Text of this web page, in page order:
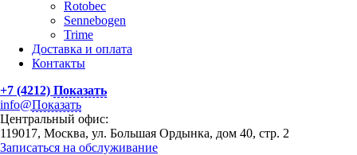
Rotobec
Sennebogen
Trime
Доставка и оплата
Контакты
+7 (4212) Показать
info@Показать
Центральный офис:
119017, Москва, ул. Большая Ордынка, дом 40, стр. 2
Записаться на обслуживание